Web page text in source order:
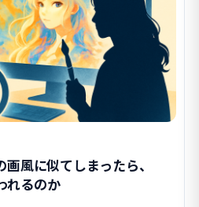
風に似てしまったら、
れるのか